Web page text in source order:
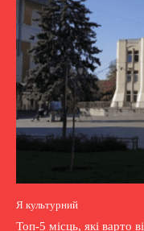
Я культурний
Топ-5 місць, які варто